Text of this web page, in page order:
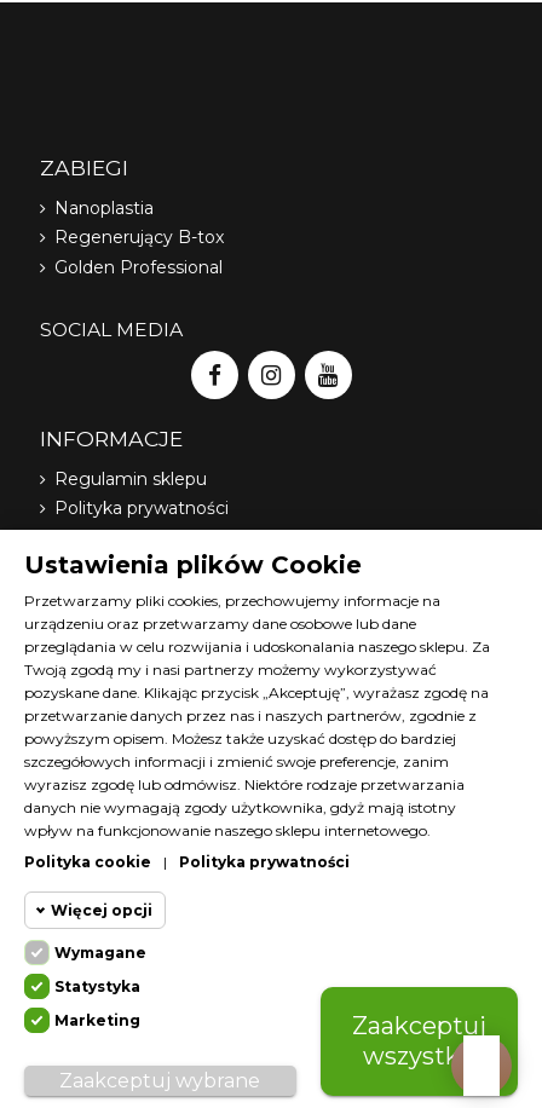
ZABIEGI
Nanoplastia
Regenerujący B-tox
Golden Professional
SOCIAL MEDIA
INFORMACJE
Regulamin sklepu
Polityka prywatności
Nasi dystrybutorzy
O nas
FAQ
Terminy szkoleń Diana
Materiały do pobrania
Kontakt z nami
Program lojalnościowy
KONTAKT
Ustawienia plików Cookie
Przetwarzamy pliki cookies, przechowujemy informacje na
urządzeniu oraz przetwarzamy dane osobowe lub dane
przeglądania w celu rozwijania i udoskonalania naszego sklepu. Za
Twoją zgodą my i nasi partnerzy możemy wykorzystywać
pozyskane dane. Klikając przycisk „Akceptuję”, wyrażasz zgodę na
przetwarzanie danych przez nas i naszych partnerów, zgodnie z
powyższym opisem. Możesz także uzyskać dostęp do bardziej
szczegółowych informacji i zmienić swoje preferencje, zanim
wyrazisz zgodę lub odmówisz. Niektóre rodzaje przetwarzania
danych nie wymagają zgody użytkownika, gdyż mają istotny
wpływ na funkcjonowanie naszego sklepu internetowego.
Polityka cookie
| Polityka prywatności
Więcej opcji
Wymagane
Wymagane pliki cookie oraz cookie
HttpOnly. Pliki cookie wymagane do
przeglądania witryny i korzystania z jej
podstawowych funkcji. Te pliki cookie są
wymagane do prawidłowego działania
Cookie
Wymagane
Statystyka
Marketing
Zaakceptuj wybrane
Zaakceptuj
wszystko
© COPYRIGHT - DIANA COSMETICS - ALL RIGHTS
RESERVED | BY2DM